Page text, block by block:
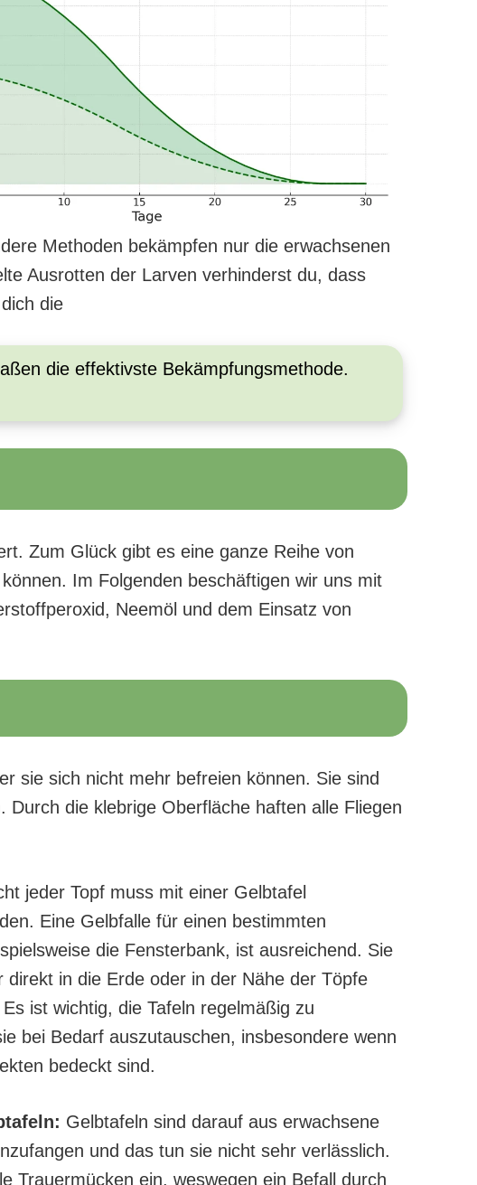
Methoden bekämpfen nur die erwachsenen
Ausrotten der Larven verhinderst du, dass
die
die effektivste Bekämpfungsmethode.
Zum Glück gibt es eine ganze Reihe von
Im Folgenden beschäftigen wir uns mit
Neemöl und dem Einsatz von
sie sich nicht mehr befreien können. Sie sind
die klebrige Oberfläche haften alle Fliegen
jeder Topf muss mit einer Gelbtafel
Eine Gelbfalle für einen bestimmten
die Fensterbank, ist ausreichend. Sie
direkt in die Erde oder in der Nähe der Töpfe
ist wichtig, die Tafeln regelmäßig zu
bei Bedarf auszutauschen, insbesondere wenn
bedeckt sind.
Gelbtafeln sind darauf aus erwachsene
und das tun sie nicht sehr verlässlich.
Trauermücken ein, weswegen ein Befall durch